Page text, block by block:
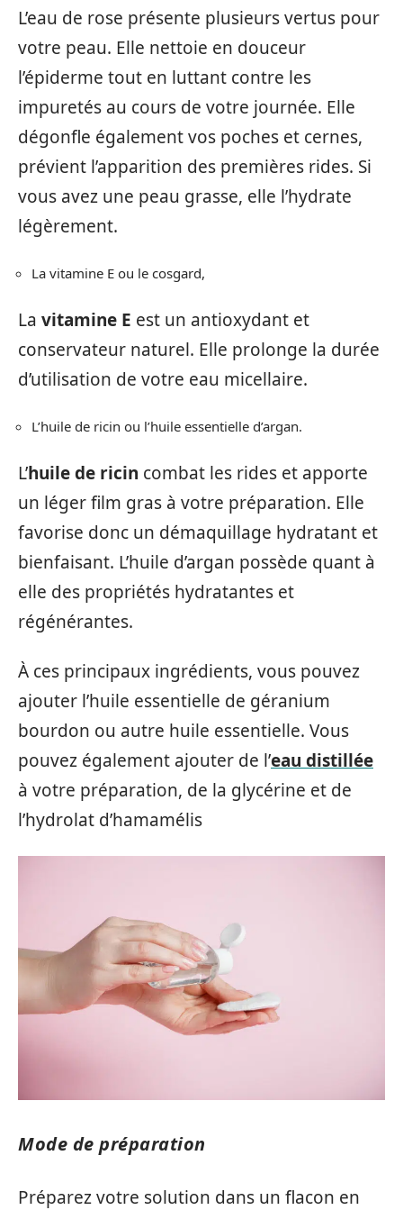
L’eau de rose présente plusieurs vertus pour
votre peau. Elle nettoie en douceur
l’épiderme tout en luttant contre les
impuretés au cours de votre journée. Elle
dégonfle également vos poches et cernes,
prévient l’apparition des premières rides. Si
vous avez une peau grasse, elle l’hydrate
légèrement.
La vitamine E ou le cosgard,
La vitamine E est un antioxydant et
conservateur naturel. Elle prolonge la durée
d’utilisation de votre eau micellaire.
L’huile de ricin ou l’huile essentielle d’argan.
L’huile de ricin combat les rides et apporte
un léger film gras à votre préparation. Elle
favorise donc un démaquillage hydratant et
bienfaisant. L’huile d’argan possède quant à
elle des propriétés hydratantes et
régénérantes.
À ces principaux ingrédients, vous pouvez
ajouter l’huile essentielle de géranium
bourdon ou autre huile essentielle. Vous
pouvez également ajouter de l’eau distillée
à votre préparation, de la glycérine et de
l’hydrolat d’hamamélis
Mode de préparation
Préparez votre solution dans un flacon en